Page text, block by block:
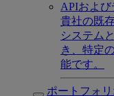
APIおよ
貴社の既
システム
き、特定
能です。
ポートフォ